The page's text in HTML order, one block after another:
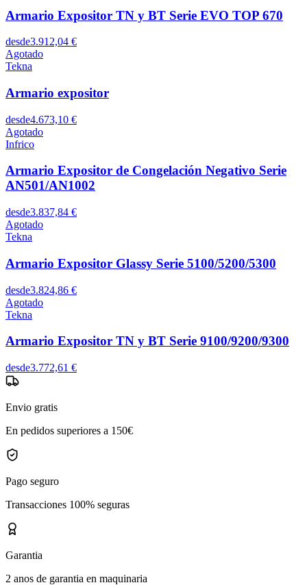
Armario Expositor TN y BT Serie EVO TOP 670
desde3.912,04 €
Agotado
Tekna
Armario expositor
desde4.673,10 €
Agotado
Infrico
Armario Expositor de Congelación Negativo Serie
AN501/AN1002
desde3.837,84 €
Agotado
Tekna
Armario Expositor Glassy Serie 5100/5200/5300
desde3.824,86 €
Agotado
Tekna
Armario Expositor TN y BT Serie 9100/9200/9300
desde3.772,61 €
Envio gratis
En pedidos superiores a 150€
Pago seguro
Transacciones 100% seguras
Garantia
2 anos de garantia en maquinaria